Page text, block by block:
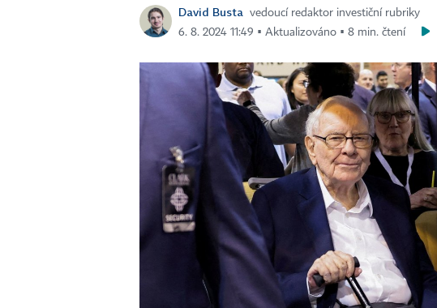
David Busta
vedoucí redaktor investiční rubriky
6. 8. 2024 11:49 ▪ Aktualizováno ▪ 8 min. čtení